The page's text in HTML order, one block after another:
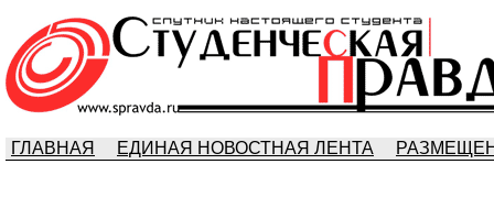
ГЛАВНАЯ ЕДИНАЯ НОВОСТНАЯ ЛЕНТА